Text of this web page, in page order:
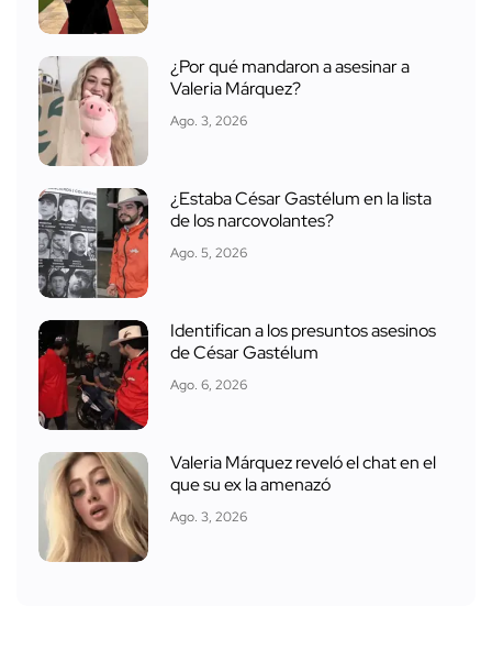
¿Por qué mandaron a asesinar a
Valeria Márquez?
Ago. 3, 2026
¿Estaba César Gastélum en la lista
de los narcovolantes?
Ago. 5, 2026
Identifican a los presuntos asesinos
de César Gastélum
Ago. 6, 2026
Valeria Márquez reveló el chat en el
que su ex la amenazó
Ago. 3, 2026